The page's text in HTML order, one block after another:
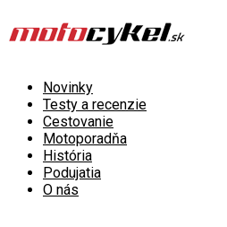
Novinky
Testy a recenzie
Cestovanie
Motoporadňa
História
Podujatia
O nás